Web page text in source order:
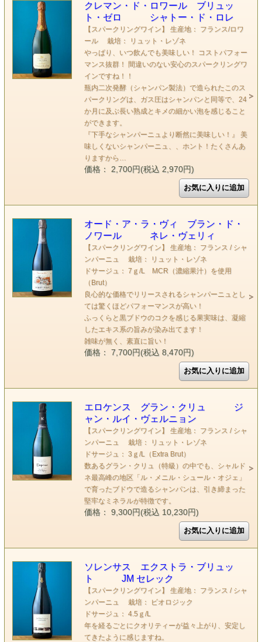
クレマン・ド・ロワール ブリュッ
ト・ゼロ シャトー・ド・ロレ
【スパークリングワイン】 生産地： フランス/ロワ
ール 栽培： リュット・レゾネ
やっぱり、いつ飲んでも美味しい！ コストパフォー
マンス抜群！ 間違いのない安心のスパークリングワ
インですね！！
瓶内二次発酵（シャンパン製法）で造られたこのス
パークリングは、ガス圧はシャンパンと同等で、24
か月に及ぶ長い熟成とキメの細かい泡を感じること
ができます。
『下手なシャンパーニュより断然に美味しい！』 美
味しくないシャンパーニュ、、ホント！たくさんあ
りますから…
価格： 2,700円(税込 2,970円)
オード・ア・ラ・ヴィ ブラン・ド・
ノワール ネレ・ヴェリィ
【スパークリングワイン】 生産地： フランス / シャ
ンパーニュ 栽培： リュット・レゾネ
ドサージュ： 7ｇ/L MCR（濃縮果汁）を使用
（Brut）
良心的な価格でリリースされるシャンパーニュとし
ては驚くほどパフォーマンスが高い！
ふっくらと黒ブドウのコクを感じる果実味は、凝縮
したエキス系の旨みが染み出てます！
雑味が無く、素直に旨い！
価格： 7,700円(税込 8,470円)
エロケンス グラン・クリュ ジ
ャン・ルイ・ヴェルニョン
【スパークリングワイン】 生産地： フランス / シャ
ンパーニュ 栽培： リュット・レゾネ
ドサージュ： 3ｇ/L（Extra Brut）
数あるグラン・クリュ（特級）の中でも、シャルド
ネ最高峰の地区「ル・メニル・シュール・オジェ」
で育ったブドウで造るシャンパンは、引き締まった
堅牢なミネラルが特徴です。
価格： 9,300円(税込 10,230円)
ソレンサス エクストラ・ブリュッ
ト JM セレック
【スパークリングワイン】 生産地： フランス / シャ
ンパーニュ 栽培： ビオロジック
ドサージュ： 4.5ｇ/L
年を経るごとにクオリティーが益々上がり、安定し
てきたように感じますね。